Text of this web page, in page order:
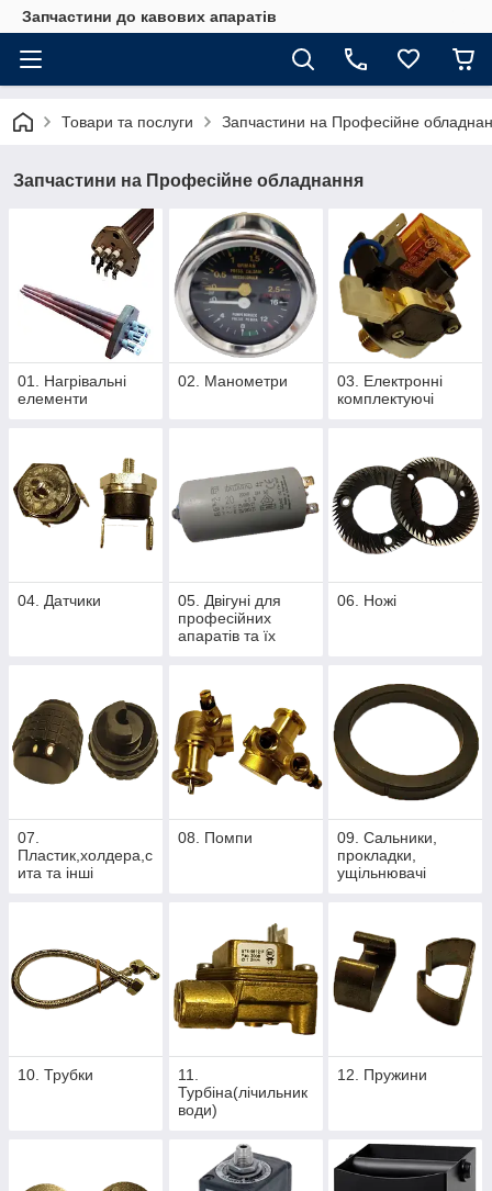
Запчастини до кавових апаратів
Товари та послуги Запчастини на Професійне
Запчастини на Професійне обладнання
01. Нагрівальні
елементи
02. Манометри
03. Електронні
комплектуючі
04. Датчики
05. Двігуні для
професійних
апаратів та їх
06. Ножі
07.
Пластик,холдера,с
ита та інші
08. Помпи
09. Сальники,
прокладки,
ущільнювачі
10. Трубки
11.
Турбіна(лічильник
води)
12. Пружини